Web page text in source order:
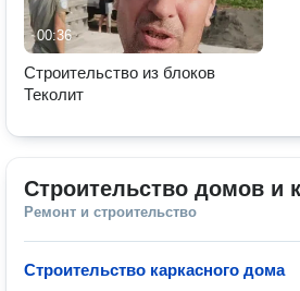
00:36
Строительство из блоков
Теколит
Строительство домов и
Ремонт и строительство
Строительство каркасного дома